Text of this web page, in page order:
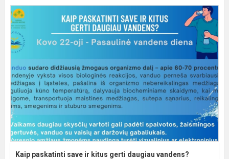
Kaip paskatinti save ir kitus gerti daugiau vandens?